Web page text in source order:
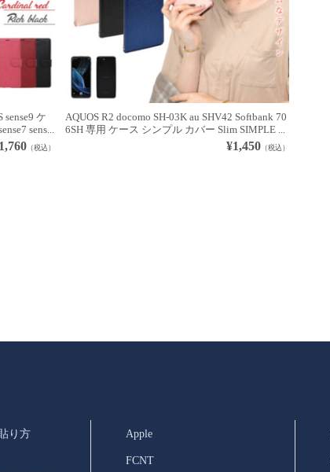
sense9 ケ
sens...
（税込）
AQUOS R2 docomo SH-03K au SHV42 Softbank 70
6SH 専用 ケース シンプル カバー Slim SIMPLE ...
¥1,450 （税込）
り方 Apple
FCNT